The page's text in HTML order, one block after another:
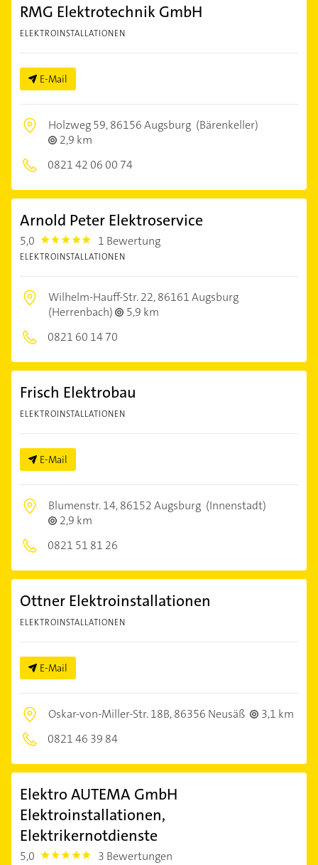
RMG Elektrotechnik GmbH
ELEKTROINSTALLATIONEN
E-Mail
Holzweg 59,86156 Augsburg (Bärenkeller)
2,9 km
0821 42 06 00 74
Arnold Peter Elektroservice
5,0 5.0 1 Bewertung
ELEKTROINSTALLATIONEN
Wilhelm-Hauff-Str. 22,86161 Augsburg
(Herrenbach)
5,9 km
0821 60 14 70
Frisch Elektrobau
ELEKTROINSTALLATIONEN
E-Mail
Blumenstr. 14,86152 Augsburg (Innenstadt)
2,9 km
0821 51 81 26
Ottner Elektroinstallationen
ELEKTROINSTALLATIONEN
E-Mail
Oskar-von-Miller-Str. 18B,86356 Neusäß
3,1 km
0821 46 39 84
Elektro AUTEMA GmbH
Elektroinstallationen,
Elektrikernotdienste
5,0 5.0 3 Bewertungen